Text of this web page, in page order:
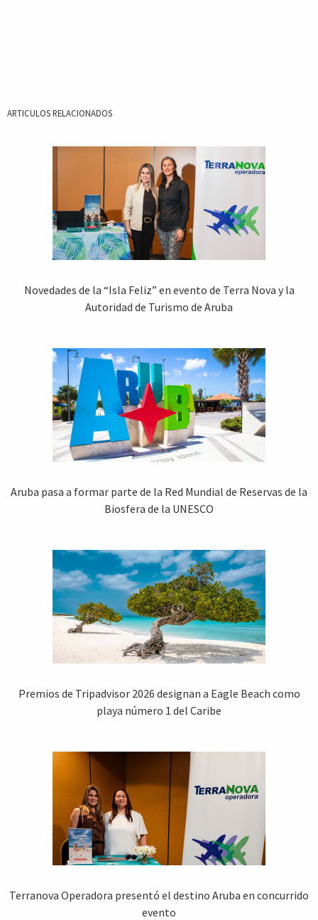
ARTICULOS RELACIONADOS
Novedades de la “Isla Feliz” en evento de Terra Nova y la
Autoridad de Turismo de Aruba
Aruba pasa a formar parte de la Red Mundial de Reservas de la
Biosfera de la UNESCO
Premios de Tripadvisor 2026 designan a Eagle Beach como
playa número 1 del Caribe
Terranova Operadora presentó el destino Aruba en concurrido
evento